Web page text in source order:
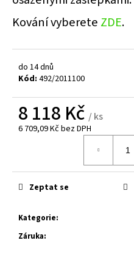
Kování vyberete ZDE.
do 14 dnů
Kód: 492/2011100
8 118 Kč / ks
6 709,09 Kč bez DPH
Kategorie:
Záruka:
Zeptat se